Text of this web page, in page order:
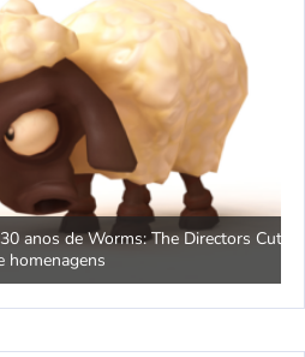
anos de Worms: The Directors Cut
homenagens